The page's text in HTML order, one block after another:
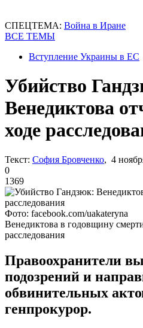
СПЕЦТЕМА: Война в Иране
ВСЕ ТЕМЫ
Вступление Украины в ЕС
Убийство
Венедиктова
ходе
Текст: София Бровченко, 4
0
1369
Фото: facebook.com/uakateryna
Венедиктова в годовщину
расследования
Правоохранители
подозрений и
обвинительных
генпрокурор.